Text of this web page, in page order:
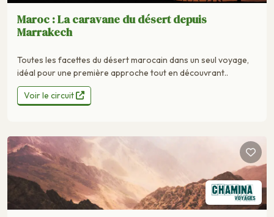
Maroc : La caravane du désert depuis
Marrakech
Toutes les facettes du désert marocain dans un seul voyage,
idéal pour une première approche tout en découvrant..
Voir le circuit